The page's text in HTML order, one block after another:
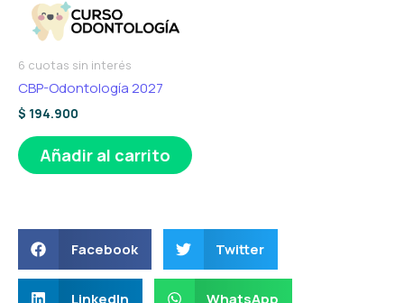
6 cuotas sin interés
CBP-Odontología 2027
$ 194.900
Añadir al carrito
Facebook Twitter
LinkedIn WhatsApp